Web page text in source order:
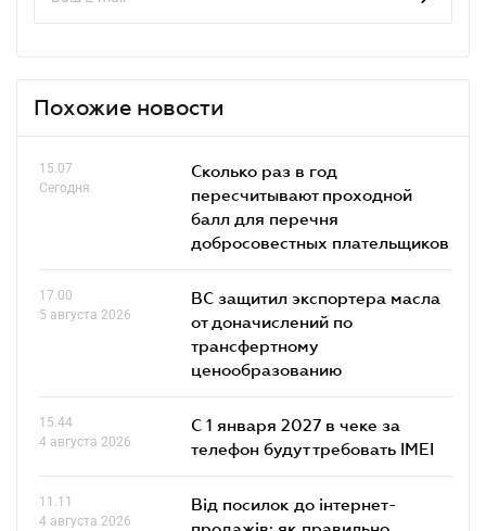
Похожие новости
15.07
Сегодня
Сколько раз в год
пересчитывают проходной
балл для перечня
добросовестных плательщиков
17.00
5 августа 2026
ВС защитил экспортера масла
от доначислений по
трансфертному
ценообразованию
15.44
4 августа 2026
С 1 января 2027 в чеке за
телефон будут требовать IMEI
11.11
4 августа 2026
Від посилок до інтернет-